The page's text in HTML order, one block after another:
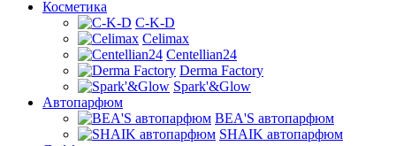
Косметика
C-K-D
Celimax
Centellian24
Derma Factory
Spark'&Glow
Автопарфюм
BEA'S автопарфюм
SHAIK автопарфюм